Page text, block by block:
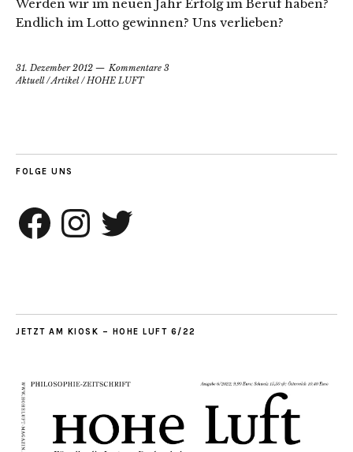
Werden wir im neuen Jahr Erfolg im Beruf haben?
Endlich im Lotto gewinnen? Uns verlieben?
31. Dezember 2012
Kommentare 3
Aktuell/Artikel/HOHE LUFT
FOLGE UNS
Facebook InstagramTwitter
JETZT AM KIOSK – HOHE LUFT 6/22